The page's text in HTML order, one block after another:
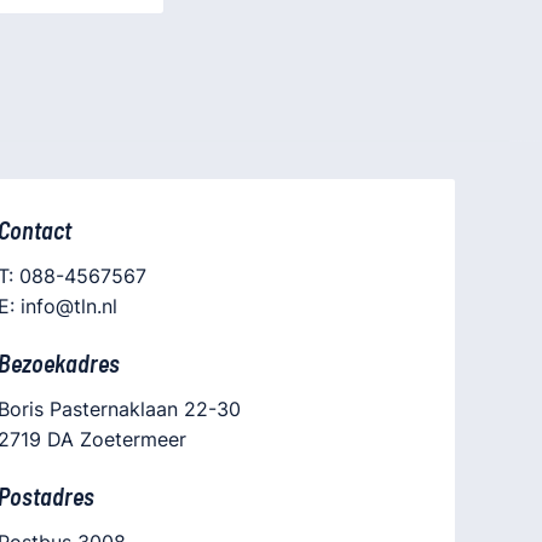
088-4567567
info@tln.nl
Pasternaklaan 22-30
DA Zoetermeer